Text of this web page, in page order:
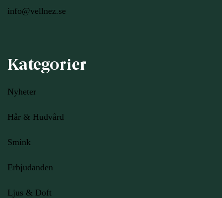
info@vellnez.se
Kategorier
Nyheter
Hår & Hudvård
Smink
Erbjudanden
Ljus & Doft